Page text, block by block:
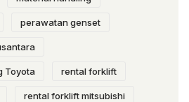
perawatan genset
Toyota rental forklift
rental forklift mitsubishi